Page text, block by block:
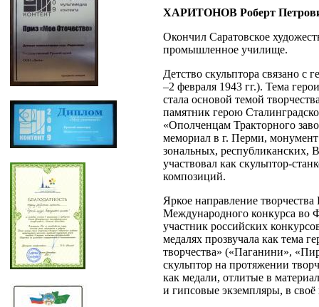
ХАРИТОНОВ Роберт
Окончил Саратовское
промышленное училище.
Детство скульптора связано
–2 февраля 1943 гг.). Тема
стала основой темой
памятник герою
«Ополченцам Тракторного
мемориал в г. Перми,
зональных, республиканских,
участвовал как скульптор-
композиций.
Яркое направление
Международного конкурса во
участник российских
медалях прозвучала как тема
творчества» («Паганини»,
скульптор на протяжении
как медали, отлитые в
и гипсовые экземпляры, в